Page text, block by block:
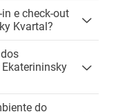
e check-out
Kvartal?
do